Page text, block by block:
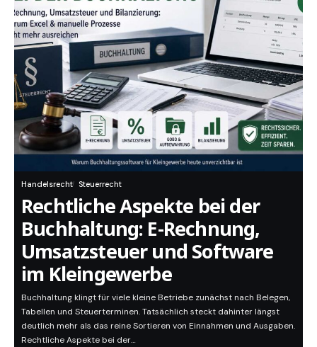
Handelsrecht Steuerrecht
Rechtliche Aspekte bei der
Buchhaltung: E-Rechnung,
Umsatzsteuer und Software
im Kleingewerbe
Buchhaltung klingt für viele kleine Betriebe zunächst nach Belegen,
Tabellen und Steuerterminen. Tatsächlich steckt dahinter längst
deutlich mehr als das reine Sortieren von Einnahmen und Ausgaben.
Rechtliche Aspekte bei der…